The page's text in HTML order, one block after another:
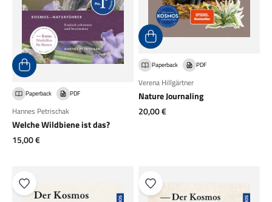
Paperback PDF
Hannes Petrischak
Welche Wildbiene ist das?
Angebot
15,00 €
Paperback PDF
Verena Hillgärtner
Nature Journaling
Angebot
20,00 €